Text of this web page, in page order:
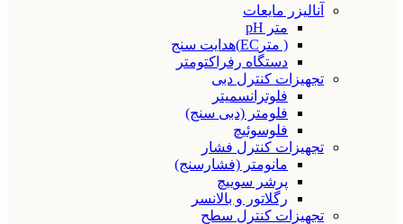
آنالیزر مایعات
متر pH
( مترEC)هدایت سنج
دستگاه رفراکتومتر
تجهیزات کنترل دبی
فلوترانسمیتر
فلومتر (دبی سنج)
فلوسوئیچ
تجهیزات کنترل فشار
مانومتر (فشارسنج)
پرشر سوییچ
رگلاتور و بالانسر
تجهیزات کنترل سطح